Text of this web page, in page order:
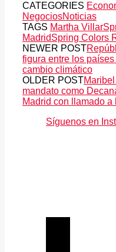
CATEGORIES
NegociosNoticias
TAGS Martha Villar
MadridSpring Colors
NEWER POST
figura entre los
cambio climático
OLDER POST
mandato como
Madrid con llamado a
Síguenos en